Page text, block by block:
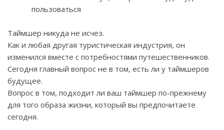
пользоваться
Таймшер никуда не исчез.
Как и любая другая туристическая индустрия, он
изменился вместе с потребностями путешественников.
Сегодня главный вопрос не в том, есть ли у таймшеров
будущее.
Вопрос в том, подходит ли ваш таймшер по-прежнему
для того образа жизни, который вы предпочитаете
сегодня.